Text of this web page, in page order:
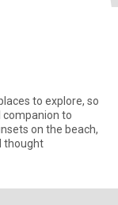
to explore, so
to
thought